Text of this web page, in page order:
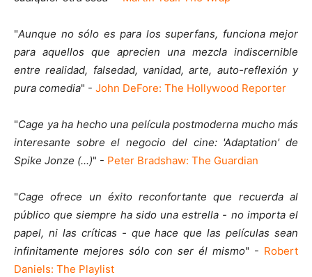
"Aunque no sólo es para los superfans, funciona mejor
para aquellos que aprecien una mezcla indiscernible
entre realidad, falsedad, vanidad, arte, auto-reflexión y
pura comedia" - John DeFore: The Hollywood Reporter
"Cage ya ha hecho una película postmoderna mucho más
interesante sobre el negocio del cine: 'Adaptation' de
Spike Jonze (...)" - Peter Bradshaw: The Guardian
"Cage ofrece un éxito reconfortante que recuerda al
público que siempre ha sido una estrella - no importa el
papel, ni las críticas - que hace que las películas sean
infinitamente mejores sólo con ser él mismo" - Robert
Daniels: The Playlist